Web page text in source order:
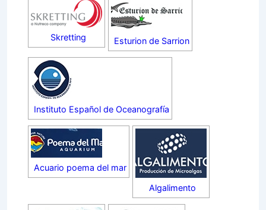
Skretting Esturion de Sarrion
Instituto Español de Oceanografía
Acuario poema del mar
Algalimento